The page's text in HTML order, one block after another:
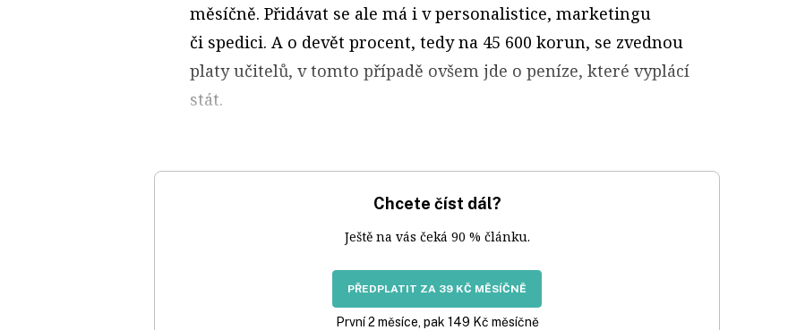
měsíčně. Přidávat se ale má i v personalistice, marketingu
či spedici. A o devět procent, tedy na 45 600 korun, se zvednou
platy učitelů, v tomto případě ovšem jde o peníze, které vyplácí
stát.
Chcete číst dál?
Ještě na vás čeká 90 % článku.
PŘEDPLATIT ZA 39 KČ MĚSÍČNĚ
První 2 měsíce, pak 149 Kč měsíčně